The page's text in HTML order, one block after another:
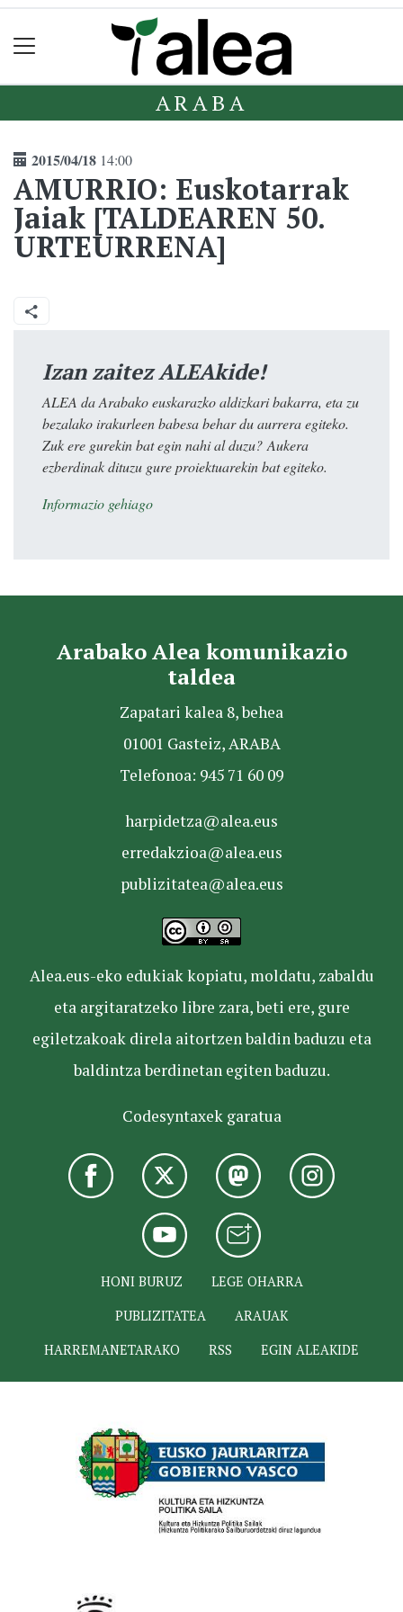
ARABA
2015/04/18 14:00
AMURRIO: Euskotarrak
Jaiak [TALDEAREN 50.
URTEURRENA]
Izan zaitez ALEAkide!
ALEA da Arabako euskarazko aldizkari bakarra, eta zu
bezalako irakurleen babesa behar du aurrera egiteko.
Zuk ere gurekin bat egin nahi al duzu? Aukera
ezberdinak dituzu gure proiektuarekin bat egiteko.
Informazio gehiago
Arabako Alea komunikazio
taldea
Zapatari kalea 8, behea
01001 Gasteiz, ARABA
Telefonoa: 945 71 60 09
harpidetza@alea.eus
erredakzioa@alea.eus
publizitatea@alea.eus
Alea.eus-eko edukiak kopiatu, moldatu, zabaldu
eta argitaratzeko libre zara, beti ere, gure
egiletzakoak direla aitortzen baldin baduzu eta
baldintza berdinetan egiten baduzu.
Codesyntaxek garatua
HONI BURUZ
LEGE OHARRA
PUBLIZITATEA
ARAUAK
HARREMANETARAKO
RSS EGIN ALEAKIDE